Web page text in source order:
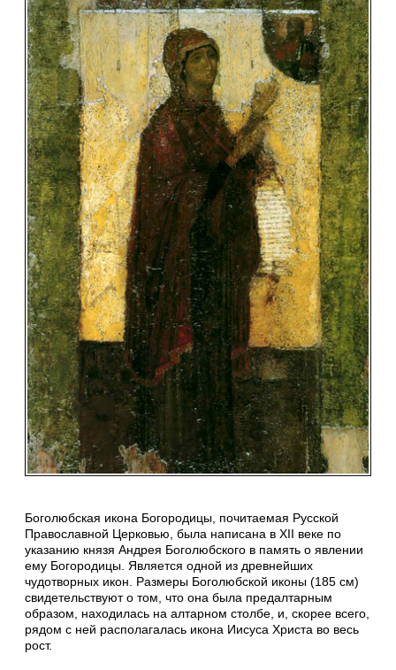
Боголюбская икона Богородицы, почитаемая Русской
Православной Церковью, была написана в XII веке по
указанию князя Андрея Боголюбского в память о явлении
ему Богородицы. Является одной из древнейших
чудотворных икон. Размеры Боголюбской иконы (185 см)
свидетельствуют о том, что она была предалтарным
образом, находилась на алтарном столбе, и, скорее всего,
рядом с ней располагалась икона Иисуса Христа во весь
рост.